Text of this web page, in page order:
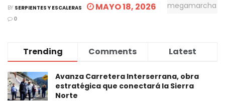
BY SERPIENTES Y ESCALERAS MAYO 18, 2026
0
Trending Comments Latest
Avanza Carretera Interserrana, obra
estratégica que conectará la Sierra
Norte